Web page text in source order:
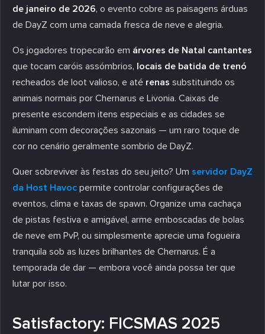
de janeiro de 2026, o evento cobre as paisagens árduas
de DayZ com uma camada fresca de neve e alegria.
Os jogadores tropecarão em árvores de Natal cantantes
que tocam caróis assómbrios, locais de batida de trenó
recheados de loot valioso, e até renas substituindo os
animais normais por Chernarus e Livonia. Caixas de
presente escondem itens especiais e as cidades se
iluminam com decorações sazonais — um raro toque de
cor no cenário geralmente sombrio de DayZ.
Quer sobreviver às festas do seu jeito? Um servidor DayZ
da Host Havoc permite controlar configurações de
eventos, clima e taxas de spawn. Organize uma cachaça
de pistas festiva e amigável, arme emboscadas de bolas
de neve em PvP, ou simplesmente aprecie uma fogueira
tranquila sob as luzes brilhantes de Chernarus. É a
temporada de dar — embora você ainda possa ter que
lutar por isso.
Satisfactory: FICSMAS 2025